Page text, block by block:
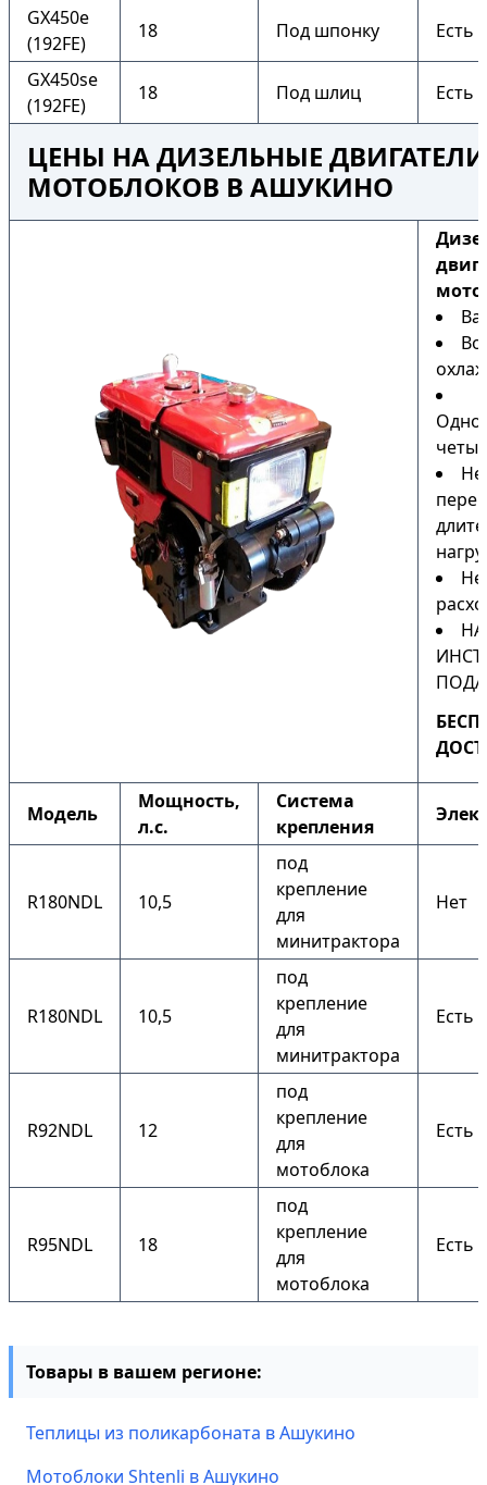
GX450e
(192FE)
18 Под шпонку Есть
GX450se
(192FE)
18 Под шлиц Есть
ЦЕНЫ НА ДИЗЕЛЬНЫЕ
МОТОБЛОКОВ В АШУКИНО
Не
Модель
Мощность,
л.с.
Система
крепления
R180NDL 10,5
под
крепление
для
минитрактора
Нет
R180NDL 10,5
под
крепление
для
минитрактора
Есть
R92NDL 12
под
крепление
для
мотоблока
Есть
R95NDL 18
под
крепление
для
мотоблока
Есть
Товары в вашем регионе:
Теплицы из поликарбоната в Ашукино
Мотоблоки Shtenli в Ашукино